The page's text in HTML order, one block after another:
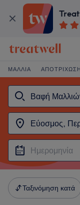
ΜΑΛΛΙΆ ΑΠΟΤΡΊΧΩΣΗ
Ταξινόμηση κατά